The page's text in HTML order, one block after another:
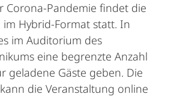
Corona-Pandemie findet die
Hybrid-Format statt. In
im Auditorium des
eine begrenzte Anzahl
geladene Gäste geben. Die
die Veranstaltung online